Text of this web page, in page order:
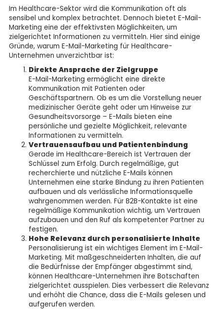
Im Healthcare-Sektor wird die Kommunikation oft als
sensibel und komplex betrachtet. Dennoch bietet E-Mail-
Marketing eine der effektivsten Möglichkeiten, um
zielgerichtet Informationen zu vermitteln. Hier sind einige
Gründe, warum E-Mail-Marketing für Healthcare-
Unternehmen unverzichtbar ist:
Direkte Ansprache der Zielgruppe
E-Mail-Marketing ermöglicht eine direkte
Kommunikation mit Patienten oder
Geschäftspartnern. Ob es um die Vorstellung neuer
medizinischer Geräte geht oder um Hinweise zur
Gesundheitsvorsorge – E-Mails bieten eine
persönliche und gezielte Möglichkeit, relevante
Informationen zu vermitteln.
Vertrauensaufbau und Patientenbindung
Gerade im Healthcare-Bereich ist Vertrauen der
Schlüssel zum Erfolg. Durch regelmäßige, gut
recherchierte und nützliche E-Mails können
Unternehmen eine starke Bindung zu ihren Patienten
aufbauen und als verlässliche Informationsquelle
wahrgenommen werden. Für B2B-Kontakte ist eine
regelmäßige Kommunikation wichtig, um Vertrauen
aufzubauen und den Ruf als kompetenter Partner zu
festigen.
Hohe Relevanz durch personalisierte Inhalte
Personalisierung ist ein wichtiges Element im E-Mail-
Marketing. Mit maßgeschneiderten Inhalten, die auf
die Bedürfnisse der Empfänger abgestimmt sind,
können Healthcare-Unternehmen ihre Botschaften
zielgerichtet ausspielen. Dies verbessert die Relevanz
und erhöht die Chance, dass die E-Mails gelesen und
aufgerufen werden.